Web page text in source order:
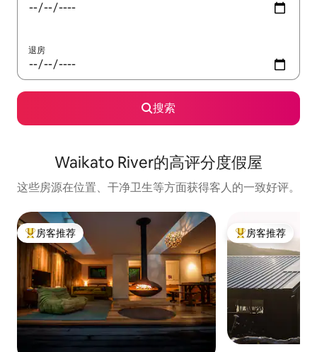
退房
搜索
Waikato River的高评分度假屋
这些房源在位置、干净卫生等方面获得客人的一致好评。
热门「房客推荐」
房客推荐 热门「房客推荐」
房客推荐